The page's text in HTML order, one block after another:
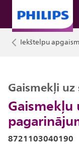
Iekštelpu
Gaismekļu
Gaismekļi uz
8721103040190